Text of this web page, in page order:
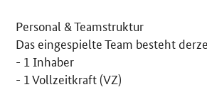
Personal & Teamstruktur
Das eingespielte Team besteht
- 1 Inhaber
- 1 Vollzeitkraft (VZ)